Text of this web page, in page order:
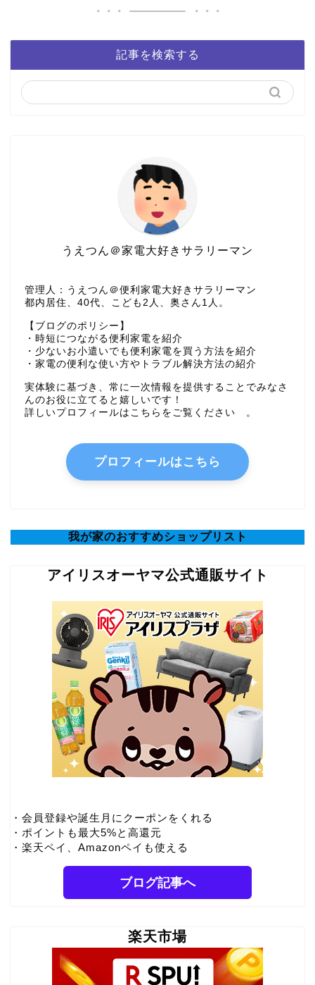
記事を検索する
うえつん＠家電大好きサラリーマン
管理人：うえつん＠便利家電大好きサラリーマン
都内居住、40代、こども2人、奥さん1人。
【ブログのポリシー】
・時短につながる便利家電を紹介
・少ないお小遣いでも便利家電を買う方法を紹介
・家電の便利な使い方やトラブル解決方法の紹介
実体験に基づき、常に一次情報を提供することでみなさ
んのお役に立てると嬉しいです！
詳しいプロフィールはこちらをご覧ください 。
プロフィールはこちら
我が家のおすすめショップリスト
アイリスオーヤマ公式通販サイト
・会員登録や誕生月にクーポンをくれる
・ポイントも最大5%と高還元
・楽天ペイ、Amazonペイも使える
ブログ記事へ
楽天市場